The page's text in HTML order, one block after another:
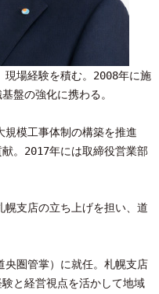
現場経験を積む。2008年に施
盤の強化に携わる。
規模工事体制の構築を推進
。2017年には取締役営業部
支店の立ち上げを担い、道
央圏管掌）に就任。札幌支店
と経営視点を活かして地域